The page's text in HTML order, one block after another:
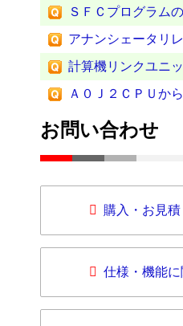
ＳＦＣプログラム
アナンシェータリ
計算機リンクユニ
Ａ０Ｊ２ＣＰＵか
お問い合わせ
購入・お見
仕様・機能